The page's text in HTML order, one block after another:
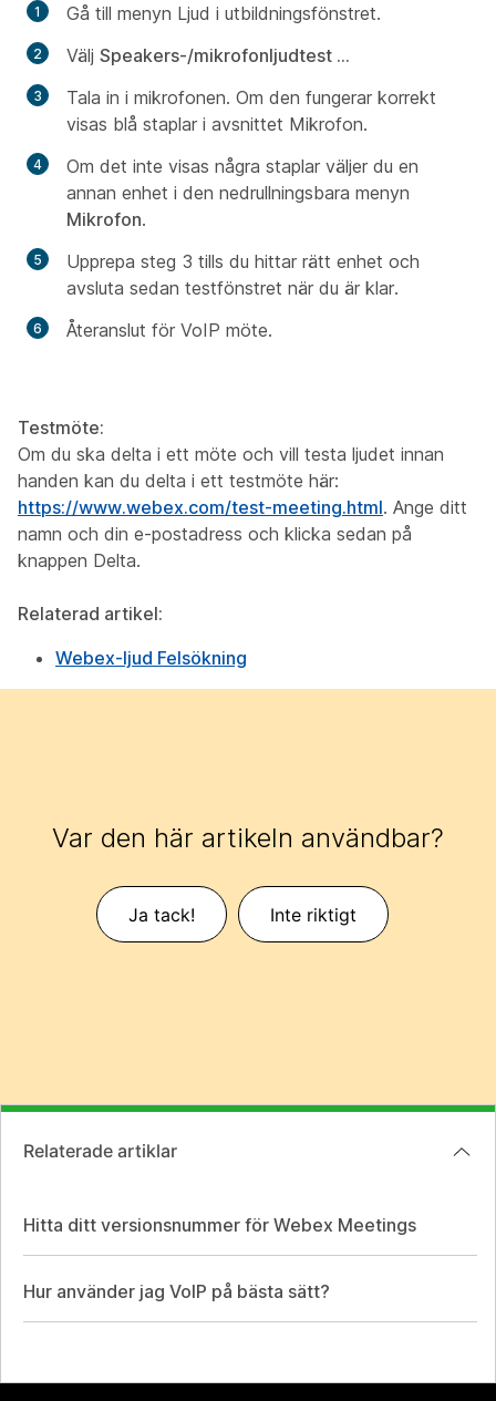
Gå till menyn Ljud i utbildningsfönstret.
Välj Speakers-/mikrofonljudtest ...
Tala in i mikrofonen. Om den fungerar korrekt
visas blå staplar i avsnittet Mikrofon.
Om det inte visas några staplar väljer du en
annan enhet i den nedrullningsbara menyn
Mikrofon.
Upprepa steg 3 tills du hittar rätt enhet och
avsluta sedan testfönstret när du är klar.
Återanslut för VoIP möte.
Testmöte:
Om du ska delta i ett möte och vill testa ljudet innan
handen kan du delta i ett testmöte här:
https://www.webex.com/test-meeting.html. Ange ditt
namn och din e-postadress och klicka sedan på
knappen Delta.
Relaterad artikel:
Webex-ljud Felsökning
Var den här artikeln användbar?
Ja tack! Inte riktigt
Relaterade artiklar
Hitta ditt versionsnummer för Webex Meetings
Hur använder jag VoIP på bästa sätt?